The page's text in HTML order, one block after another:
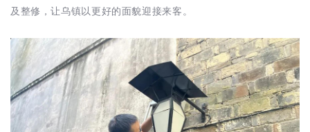
及整修，让乌镇以更好的面貌迎接来客。